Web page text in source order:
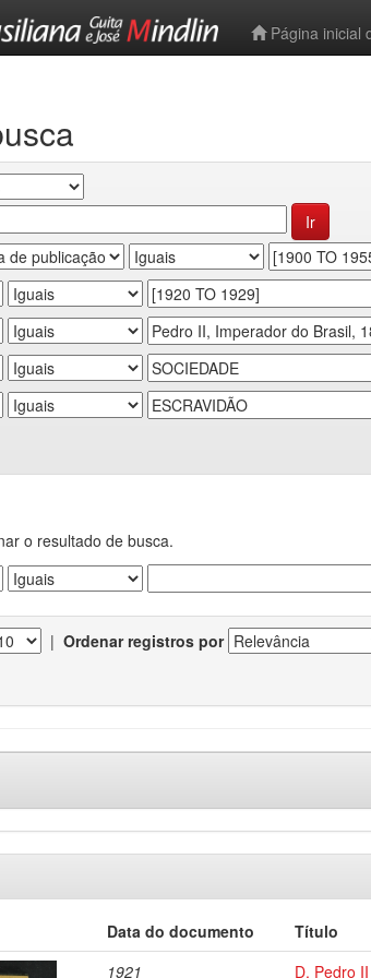
Página inicial
o resultado de busca.
| Ordenar registros por
Data do documento Título
1921
D. Pedro